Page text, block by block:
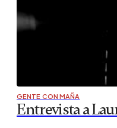
GENTE CON MAÑA
Entrevista a